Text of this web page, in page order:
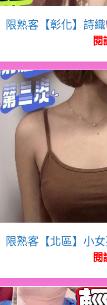
限熟客【彰化】詩織
閱
限熟客【北區】小
閱